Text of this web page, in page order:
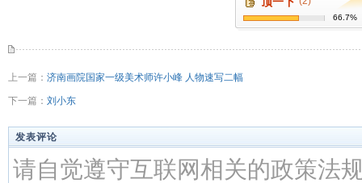
66.7%
上一篇： 济南画院国家一级美术师许小峰 人物速写二幅
下一篇： 刘小东
发表评论
请自觉遵守互联网相关的政策法